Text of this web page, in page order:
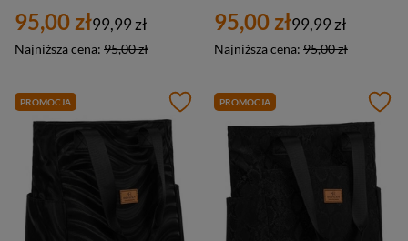
95,00 zł
Najniższa cena: 95,00 zł
99,99 zł 95,00 zł
Najniższa cena: 95,00 zł
99,99 zł
PROMOCJA PROMOCJA